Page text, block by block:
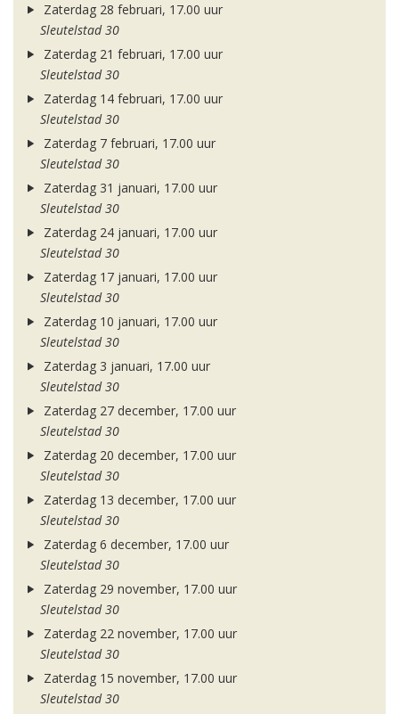
Zaterdag 28 februari, 17.00 uur
Sleutelstad 30
Zaterdag 21 februari, 17.00 uur
Sleutelstad 30
Zaterdag 14 februari, 17.00 uur
Sleutelstad 30
Zaterdag 7 februari, 17.00 uur
Sleutelstad 30
Zaterdag 31 januari, 17.00 uur
Sleutelstad 30
Zaterdag 24 januari, 17.00 uur
Sleutelstad 30
Zaterdag 17 januari, 17.00 uur
Sleutelstad 30
Zaterdag 10 januari, 17.00 uur
Sleutelstad 30
Zaterdag 3 januari, 17.00 uur
Sleutelstad 30
Zaterdag 27 december, 17.00 uur
Sleutelstad 30
Zaterdag 20 december, 17.00 uur
Sleutelstad 30
Zaterdag 13 december, 17.00 uur
Sleutelstad 30
Zaterdag 6 december, 17.00 uur
Sleutelstad 30
Zaterdag 29 november, 17.00 uur
Sleutelstad 30
Zaterdag 22 november, 17.00 uur
Sleutelstad 30
Zaterdag 15 november, 17.00 uur
Sleutelstad 30